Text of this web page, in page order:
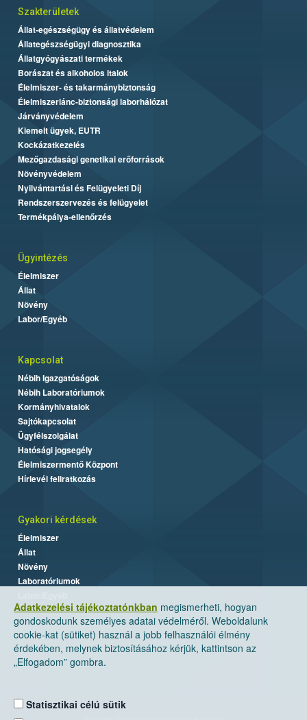
Adatkezelési tájékoztatónkban megismerheti, hogyan
gondoskodunk személyes adatai védelméről. Weboldalunk
cookie-kat (sütiket) használ a jobb felhasználói élmény
érdekében, melynek biztosításához kérjük, kattintson az
„Elfogadom” gombra.
Statisztikai célú sütik
Szakterületek
Állat-egészségügy és állatvédelem
Állategészségügyi diagnosztika
Állatgyógyászati termékek
Borászat és alkoholos italok
Élelmiszer- és takarmánybiztonság
Élelmiszerlánc-biztonsági laborhálózat
Járványvédelem
Kiemelt ügyek, EUTR
Kockázatkezelés
Mezőgazdasági genetikai erőforrások
Növényvédelem
Nyilvántartási és Felügyeleti Díj
Rendszerszervezés és felügyelet
Termékpálya-ellenőrzés
Ügyintézés
Élelmiszer
Állat
Növény
Labor/Egyéb
Kapcsolat
Nébih Igazgatóságok
Nébih Laboratóriumok
Kormányhivatalok
Sajtókapcsolat
Ügyfélszolgálat
Hatósági jogsegély
Élelmiszermentő Központ
Hírlevél feliratkozás
Gyakori kérdések
Élelmiszer
Állat
Növény
Laboratóriumok